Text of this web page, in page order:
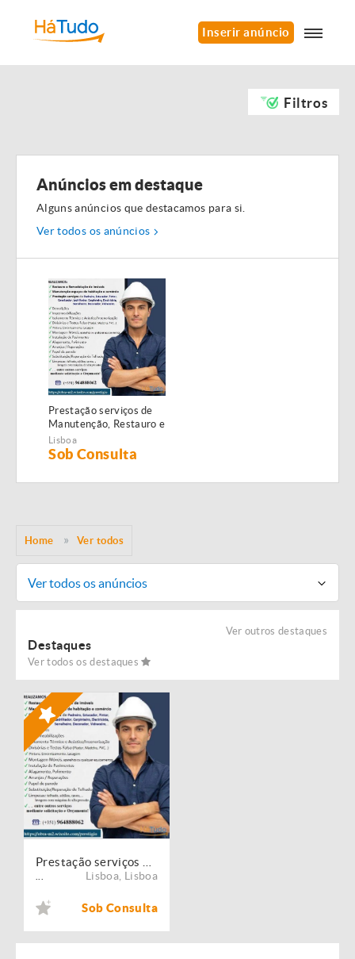
Inserir anúncio
Filtros
Anúncios em destaque
Alguns anúncios que destacamos para si.
Ver todos os anúncios
Prestação serviços de
Manutenção, Restauro e
Remodelação de
imóveis!
Lisboa
Sob Consulta
Home Ver todos
Ver todos os anúncios
Ver outros destaques
Destaques
Ver todos os destaques
Lisboa Lisboa
Sob Consulta